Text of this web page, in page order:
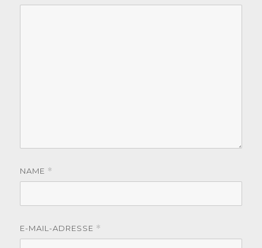
NAME *
E-MAIL-ADRESSE *